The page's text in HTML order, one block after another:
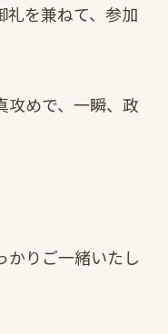
礼を兼ねて、参加
攻めで、一瞬、政
かりご一緒いたし